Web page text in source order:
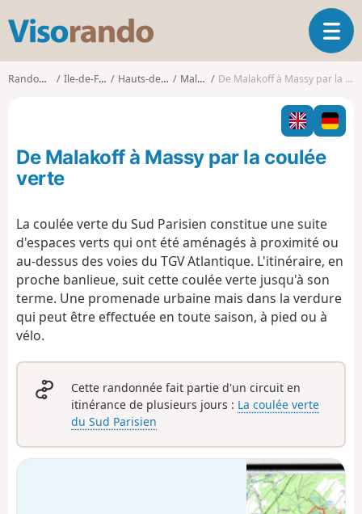
s
o
o
O
u
v
i
r
l
g
a
i
Randonnées Ile-de-France Hauts-de-Seine Malakoff De Malakoff à Massy par la coulée verte
De Malakoff à Massy par la coulée
verte
La coulée verte du Sud Parisien constitue une suite
d'espaces verts qui ont été aménagés à proximité ou
au-dessus des voies du TGV Atlantique. L'itinéraire, en
proche banlieue, suit cette coulée verte jusqu'à son
terme. Une promenade urbaine mais dans la verdure
qui peut être effectuée en toute saison, à pied ou à
vélo.
Cette randonnée fait partie d'un circuit en
itinérance de plusieurs jours : La coulée verte
du Sud Parisien